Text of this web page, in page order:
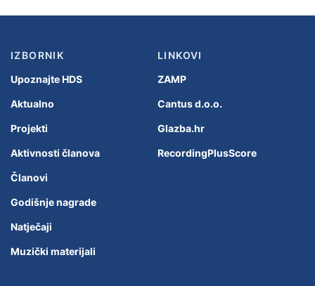
IZBORNIK
Upoznajte HDS
Aktualno
Projekti
Aktivnosti članova
Članovi
Godišnje nagrade
Natječaji
Muzički materijali
LINKOVI
ZAMP
Cantus d.o.o.
Glazba.hr
RecordingPlusScore